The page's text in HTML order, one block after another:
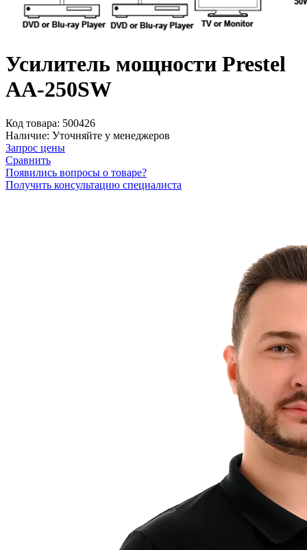
Усилитель мощности Prestel
AA-250SW
Код товара: 500426
Наличие: Уточняйте у менеджеров
Запрос цены
Сравнить
Появились вопросы о товаре?
Получить консультацию специалиста